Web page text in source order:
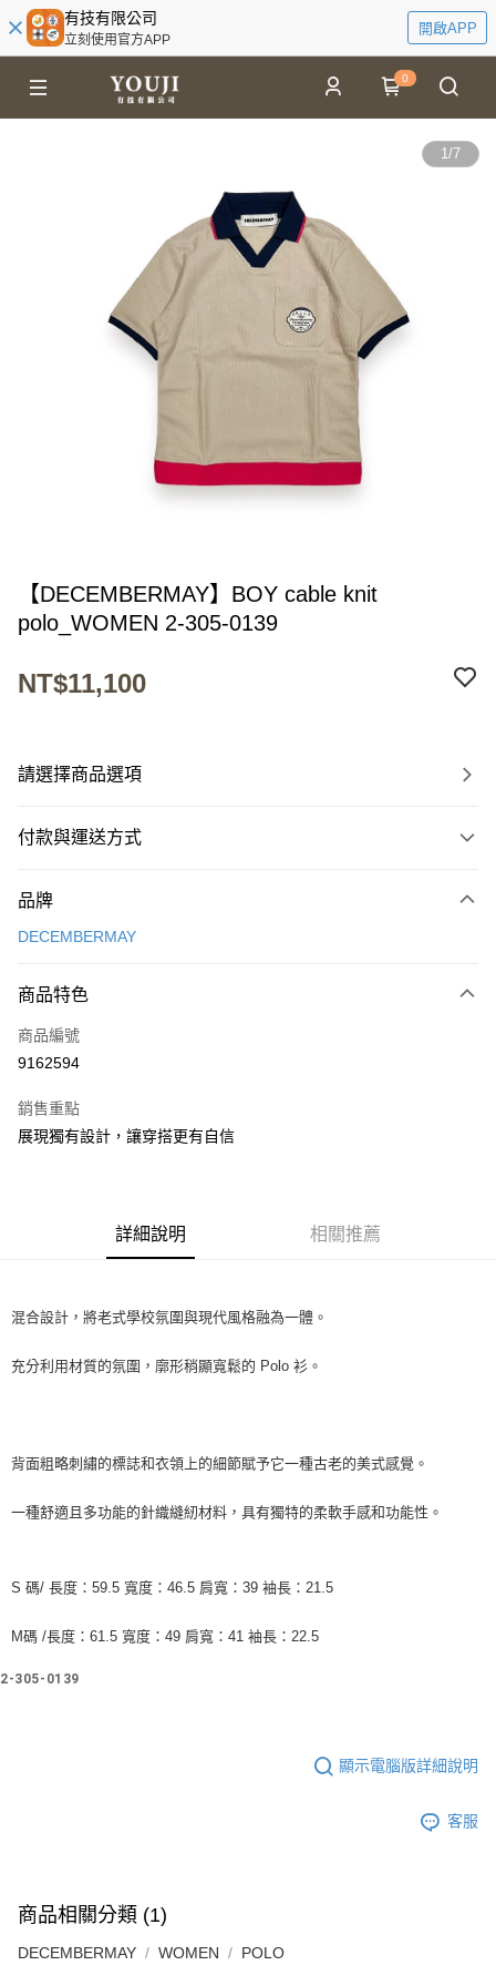
有技有限公司
立刻使用官方APP
開啟APP
0
1/7
【DECEMBERMAY】BOY cable knit
polo_WOMEN 2-305-0139
NT$11,100
請選擇商品選項
付款與運送方式
信用卡一次付款
LINE Pay
Apple Pay
悠遊付
每筆NT$60
付款後全家取貨
每筆NT$60
付款後7-11取貨
品牌
DECEMBERMAY
商品特色
商品編號
9162594
銷售重點
展現獨有設計，讓穿搭更有自信
詳細說明 相關推薦
混合設計，將老式學校氛圍與現代風格融為一體。
充分利用材質的氛圍，廓形稍顯寬鬆的 Polo 衫。
背面粗略刺繡的標誌和衣領上的細節賦予它一種古老的美式感覺。
一種舒適且多功能的針織縫紉材料，具有獨特的柔軟手感和功能性。
S 碼/ 長度：59.5 寬度：46.5 肩寬：39 袖長：21.5
M碼 /長度：61.5 寬度：49 肩寬：41 袖長：22.5
2-305-0139
顯示電腦版詳細說明
客服
商品相關分類 (1)
DECEMBERMAY WOMEN POLO